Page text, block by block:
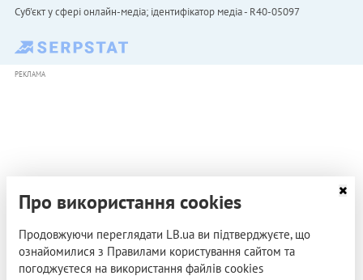
Cуб'єкт у сфері онлайн-медіа; ідентифікатор медіа - R40-05097
РЕКЛАМА
Про використання cookies
Продовжуючи переглядати LB.ua ви підтверджуєте, що
ознайомилися з Правилами користування сайтом та
погоджуєтеся на використання файлів cookies